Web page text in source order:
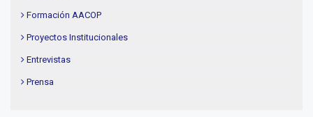
Formación AACOP
Proyectos Institucionales
Entrevistas
Prensa